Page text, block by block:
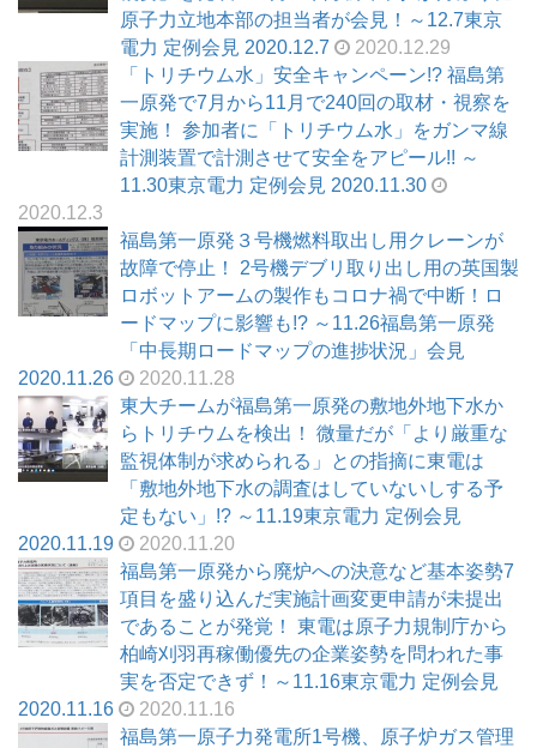
原子力立地本部の担当者が会見！～12.7東京
電力 定例会見 2020.12.7
2020.12.29
「トリチウム水」安全キャンペーン!? 福島第
一原発で7月から11月で240回の取材・視察を
実施！ 参加者に「トリチウム水」をガンマ線
計測装置で計測させて安全をアピール!! ～
11.30東京電力 定例会見 2020.11.30
2020.12.3
福島第一原発３号機燃料取出し用クレーンが
故障で停止！ 2号機デブリ取り出し用の英国製
ロボットアームの製作もコロナ禍で中断！ロ
ードマップに影響も!? ～11.26福島第一原発
「中長期ロードマップの進捗状況」会見
2020.11.26
2020.11.28
東大チームが福島第一原発の敷地外地下水か
らトリチウムを検出！ 微量だが「より厳重な
監視体制が求められる」との指摘に東電は
「敷地外地下水の調査はしていないしする予
定もない」!? ～11.19東京電力 定例会見
2020.11.19
2020.11.20
福島第一原発から廃炉への決意など基本姿勢7
項目を盛り込んだ実施計画変更申請が未提出
であることが発覚！ 東電は原子力規制庁から
柏崎刈羽再稼働優先の企業姿勢を問われた事
実を否定できず！～11.16東京電力 定例会見
2020.11.16
2020.11.16
福島第一原子力発電所1号機、原子炉ガス管理